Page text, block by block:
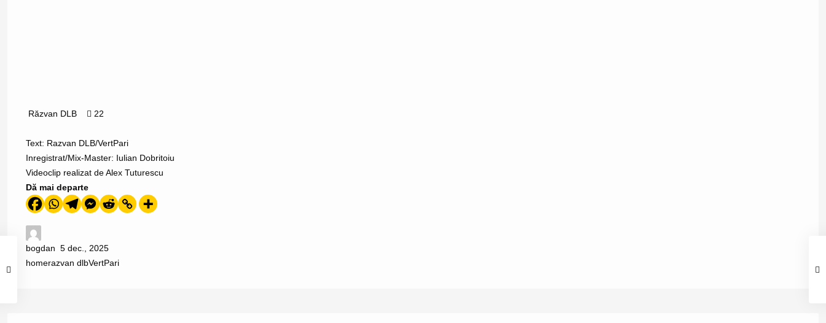
Răzvan DLB 22
Text: Razvan DLB/VertPari
Inregistrat/Mix-Master: Iulian Dobritoiu
Videoclip realizat de Alex Tuturescu
Dă mai departe
bogdan 5 dec., 2025
homerazvan dlbVertPari